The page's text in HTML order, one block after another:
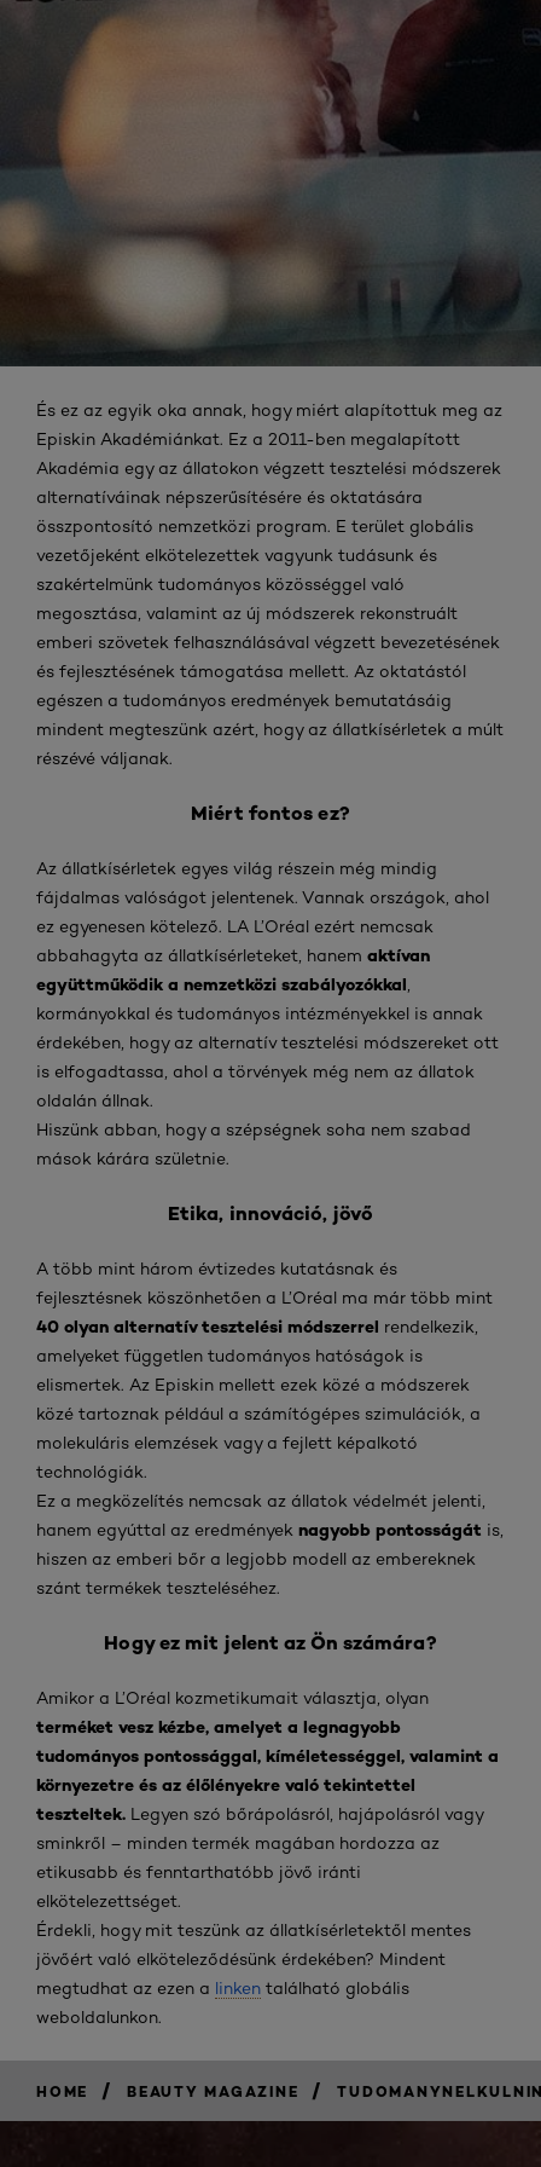
És ez az egyik oka annak, hogy miért alapítottuk meg az
Episkin Akadémiánkat. Ez a 2011-ben megalapított
Akadémia egy az állatokon végzett tesztelési módszerek
alternatíváinak népszerűsítésére és oktatására
összpontosító nemzetközi program. E terület globális
vezetőjeként elkötelezettek vagyunk tudásunk és
szakértelmünk tudományos közösséggel való
megosztása, valamint az új módszerek rekonstruált
emberi szövetek felhasználásával végzett bevezetésének
és fejlesztésének támogatása mellett. Az oktatástól
egészen a tudományos eredmények bemutatásáig
mindent megteszünk azért, hogy az állatkísérletek a múlt
részévé váljanak.
Miért fontos ez?
Az állatkísérletek egyes világ részein még mindig
fájdalmas valóságot jelentenek. Vannak országok, ahol
ez egyenesen kötelező. LA L’Oréal ezért nemcsak
abbahagyta az állatkísérleteket, hanem aktívan
együttműködik a nemzetközi szabályozókkal
kormányokkal és tudományos intézményekkel is annak
érdekében, hogy az alternatív tesztelési módszereket ott
is elfogadtassa, ahol a törvények még nem az állatok
oldalán állnak.
Hiszünk abban, hogy a szépségnek soha nem szabad
mások kárára születnie.
Etika, innováció, jövő
A több mint három évtizedes kutatásnak és
fejlesztésnek köszönhetően a L’Oréal ma már több mint
40 olyan alternatív tesztelési módszerrel rendelkezik,
amelyeket független tudományos hatóságok is
elismertek. Az Episkin mellett ezek közé a módszerek
közé tartoznak például a számítógépes szimulációk, a
molekuláris elemzések vagy a fejlett képalkotó
technológiák.
Ez a megközelítés nemcsak az állatok védelmét jelenti,
hanem egyúttal az eredmények nagyobb pontosságát is,
hiszen az emberi bőr a legjobb modell az embereknek
szánt termékek teszteléséhez.
Hogy ez mit jelent az Ön számára?
Amikor a L’Oréal kozmetikumait választja, olyan
terméket vesz kézbe, amelyet a legnagyobb
tudományos pontossággal, kíméletességgel, valamint a
környezetre és az élőlényekre való tekintettel
teszteltek. Legyen szó bőrápolásról, hajápolásról vagy
sminkről – minden termék magában hordozza az
etikusabb és fenntarthatóbb jövő iránti
elkötelezettséget.
Érdekli, hogy mit teszünk az állatkísérletektől mentes
jövőért való elköteleződésünk érdekében? Mindent
megtudhat az ezen a linken található globális
weboldalunkon.
HOME / BEAUTY MAGAZINE /